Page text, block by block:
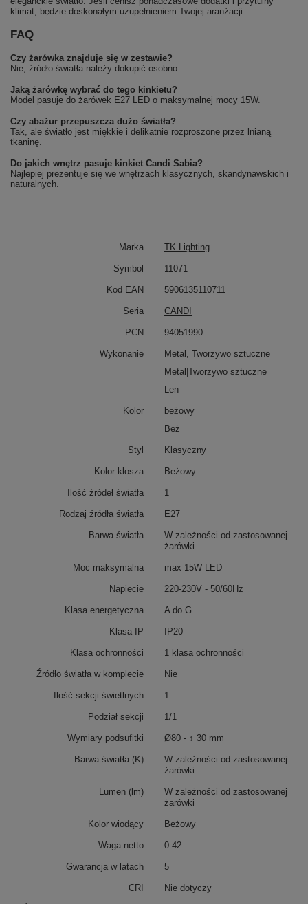
klimat, będzie doskonałym uzupełnieniem Twojej aranżacji.
FAQ
Czy żarówka znajduje się w zestawie?
Nie, źródło światła należy dokupić osobno.
Jaką żarówkę wybrać do tego kinkietu?
Model pasuje do żarówek E27 LED o maksymalnej mocy 15W.
Czy abażur przepuszcza dużo światła?
Tak, ale światło jest miękkie i delikatnie rozproszone przez lnianą
tkaninę.
Do jakich wnętrz pasuje kinkiet Candi Sabia?
Najlepiej prezentuje się we wnętrzach klasycznych, skandynawskich i
naturalnych.
Marka TK Lighting
Symbol 11071
Kod EAN 5906135110711
Seria CANDI
PCN 94051990
Wykonanie
Metal, Tworzywo sztuczne
Metal|Tworzywo sztuczne
Len
Kolor
beżowy
Beż
Styl Klasyczny
Kolor klosza Beżowy
Ilość źródeł światła 1
Rodzaj źródła światła E27
Barwa światła
W zależności od zastosowanej
żarówki
Moc maksymalna max 15W LED
Napiecie 220-230V - 50/60Hz
Klasa energetyczna A do G
Klasa IP IP20
Klasa ochronności 1 klasa ochronności
Źródło światła w komplecie Nie
Ilość sekcji świetlnych 1
Podział sekcji 1/1
Wymiary podsufitki Ø80 - ↕ 30 mm
Barwa światła (K)
W zależności od zastosowanej
żarówki
Lumen (lm)
W zależności od zastosowanej
żarówki
Kolor wiodący Beżowy
Waga netto 0.42
Gwarancja w latach 5
CRI Nie dotyczy